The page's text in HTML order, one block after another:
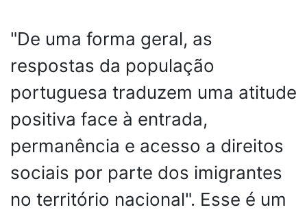
"De uma forma geral, as
respostas da população
portuguesa traduzem uma atitude
positiva face à entrada,
permanência e acesso a direitos
sociais por parte dos imigrantes
no território nacional". Esse é um